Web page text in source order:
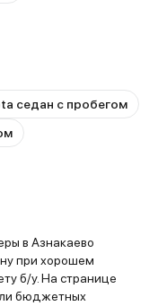
седан с пробегом
в Азнакаево
при хорошем
б/у. На странице
бюджетных